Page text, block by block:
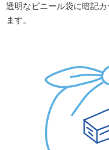
透明なビニール袋に暗記
ます。